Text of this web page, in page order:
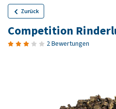
Zurück
Competition
2 Bewertungen